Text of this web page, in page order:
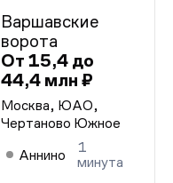
Варшавские
ворота
От 15,4 до
44,4 млн ₽
Москва, ЮАО,
Чертаново Южное
Аннино
1
минута